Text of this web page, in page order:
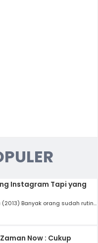
Instagram Tapi yang
Banyak orang sudah rutin...
Now : Cukup